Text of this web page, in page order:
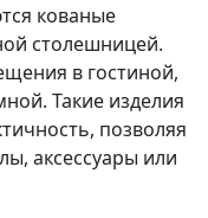
кованые
столешницей.
в гостиной,
Такие изделия
позволяя
аксессуары или